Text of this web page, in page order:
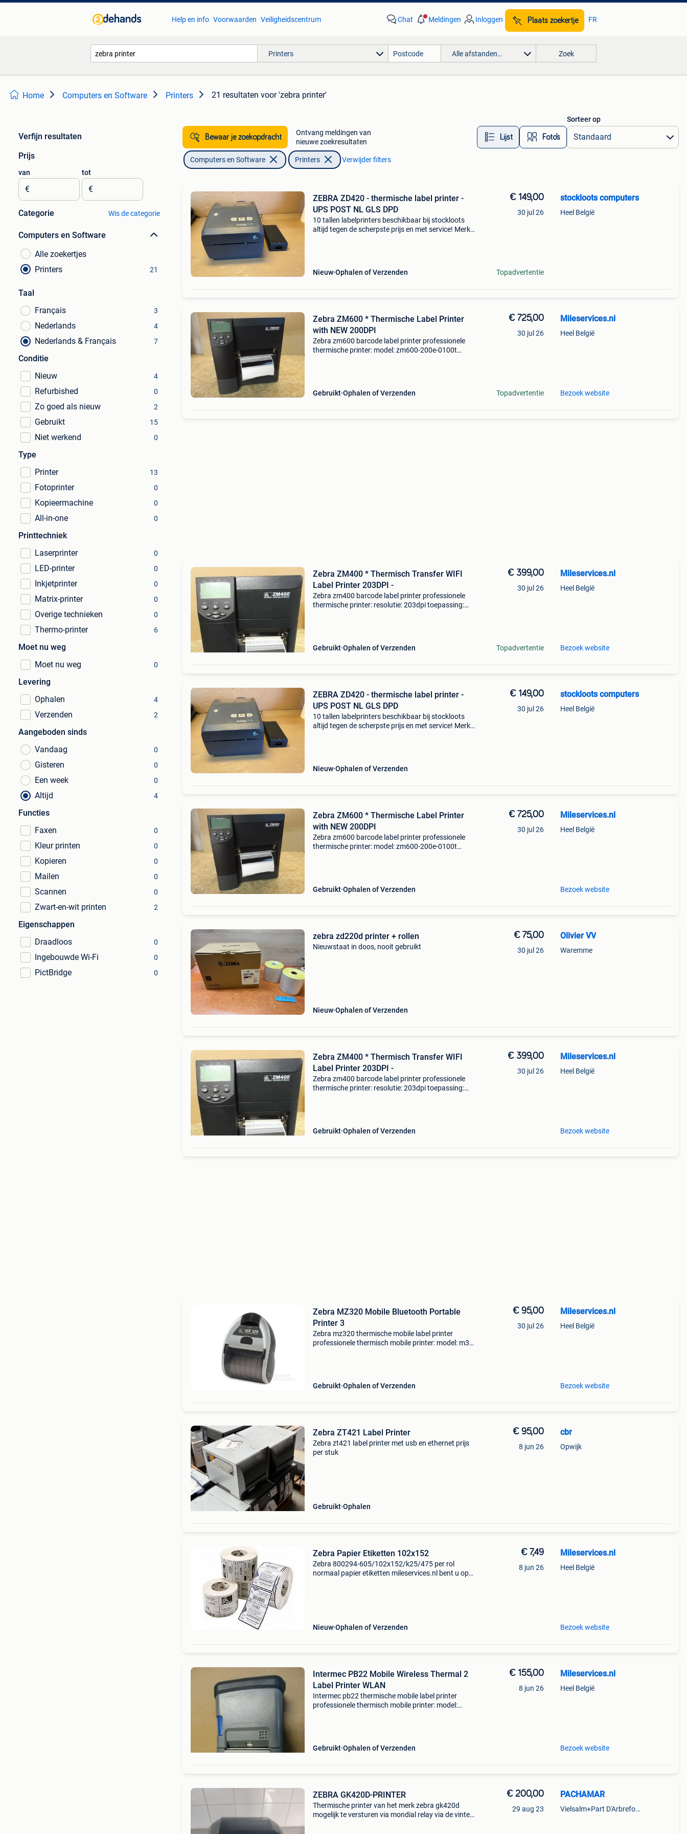
Help en info Voorwaarden Veiligheidscentrum Chat Meldingen Inloggen Plaats zoekertje FR
Printers Alle afstanden… Zoek
Home Computers en Software Printers 21 resultaten voor 'zebra printer'
Verfijn resultaten
Prijs
van
€
tot
€
Categorie Wis de categorie
Computers en Software
Alle zoekertjes
Printers
21
Taal
Français
3
Nederlands 4
Nederlands & Français 7
Conditie
Nieuw
4
Refurbished 0
Zo goed als nieuw 2
Gebruikt 15
Niet werkend 0
Type
Printer
13
Fotoprinter 0
Kopieermachine 0
All-in-one 0
Printtechniek
Laserprinter
0
LED-printer 0
Inkjetprinter 0
Matrix-printer 0
Overige technieken 0
Thermo-printer 6
Moet nu weg
Moet nu weg
0
Levering
Ophalen
4
Verzenden 2
Aangeboden sinds
Vandaag
0
Gisteren 0
Een week 0
Altijd 4
Functies
Faxen
0
Kleur printen 0
Kopieren 0
Mailen 0
Scannen 0
Zwart-en-wit printen 2
Eigenschappen
Draadloos
0
Ingebouwde Wi-Fi 0
PictBridge 0
Bewaar je zoekopdracht
Ontvang meldingen van
nieuwe zoekresultaten
Lijst Foto’s
Sorteer op
Computers en Software Printers Verwijder filters
ZEBRA ZD420 - thermische label printer -
UPS POST NL GLS DPD
10 tallen labelprinters beschikbaar bij stockloots
altijd tegen de scherpste prijs en met service! Merk:
Nieuw Ophalen of Verzenden
€ 149,00
30 jul 26
Topadvertentie
stockloots computers
Heel België
Zebra ZM600 * Thermische Label Printer
with NEW 200DPI
Zebra zm600 barcode label printer professionele
thermische printer: model: zm600-200e-0100t
Gebruikt Ophalen of Verzenden
€ 725,00
30 jul 26
Topadvertentie
Mileservices.nl
Heel België
Bezoek website
Zebra ZM400 * Thermisch Transfer WIFI
Label Printer 203DPI -
Zebra zm400 barcode label printer professionele
thermische printer: resolutie: 203dpi toepassing:
Gebruikt Ophalen of Verzenden
€ 399,00
30 jul 26
Topadvertentie
Mileservices.nl
Heel België
Bezoek website
ZEBRA ZD420 - thermische label printer -
UPS POST NL GLS DPD
10 tallen labelprinters beschikbaar bij stockloots
altijd tegen de scherpste prijs en met service! Merk:
Nieuw Ophalen of Verzenden
€ 149,00
30 jul 26
stockloots computers
Heel België
Zebra ZM600 * Thermische Label Printer
with NEW 200DPI
Zebra zm600 barcode label printer professionele
thermische printer: model: zm600-200e-0100t
Gebruikt Ophalen of Verzenden
€ 725,00
30 jul 26
Mileservices.nl
Heel België
Bezoek website
zebra zd220d printer + rollen
Nieuwstaat in doos, nooit gebruikt
Nieuw Ophalen of Verzenden
€ 75,00
30 jul 26
Olivier VV
Waremme
Zebra ZM400 * Thermisch Transfer WIFI
Label Printer 203DPI -
Zebra zm400 barcode label printer professionele
thermische printer: resolutie: 203dpi toepassing:
Gebruikt Ophalen of Verzenden
€ 399,00
30 jul 26
Mileservices.nl
Heel België
Bezoek website
Zebra MZ320 Mobile Bluetooth Portable
Printer 3
Zebra mz320 thermische mobile label printer
professionele thermisch mobile printer: model: m3e-
Gebruikt Ophalen of Verzenden
€ 95,00
30 jul 26
Mileservices.nl
Heel België
Bezoek website
Zebra ZT421 Label Printer
Zebra zt421 label printer met usb en ethernet prijs
per stuk
Gebruikt Ophalen
€ 95,00
8 jun 26
cbr
Opwijk
Zebra Papier Etiketten 102x152
Zebra 800294-605/102x152/k25/475 per rol
normaal papier etiketten mileservices.nl bent u op
Nieuw Ophalen of Verzenden
€ 7,49
8 jun 26
Mileservices.nl
Heel België
Bezoek website
Intermec PB22 Mobile Wireless Thermal 2
Label Printer WLAN
Intermec pb22 thermische mobile label printer
professionele thermisch mobile printer: model:
Gebruikt Ophalen of Verzenden
€ 155,00
8 jun 26
Mileservices.nl
Heel België
Bezoek website
ZEBRA GK420D-PRINTER
Thermische printer van het merk zebra gk420d
mogelijk te versturen via mondial relay via de vinted
€ 200,00
29 aug 23
PACHAMAR
Vielsalm+Part D'Arbrefontaine